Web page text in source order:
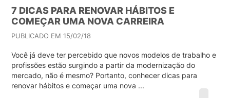
7 DICAS PARA RENOVAR HÁBITOS E
COMEÇAR UMA NOVA CARREIRA
PUBLICADO EM 15/02/18
Você já deve ter percebido que novos modelos de trabalho e
profissões estão surgindo a partir da modernização do
mercado, não é mesmo? Portanto, conhecer dicas para
renovar hábitos e começar uma nova ...